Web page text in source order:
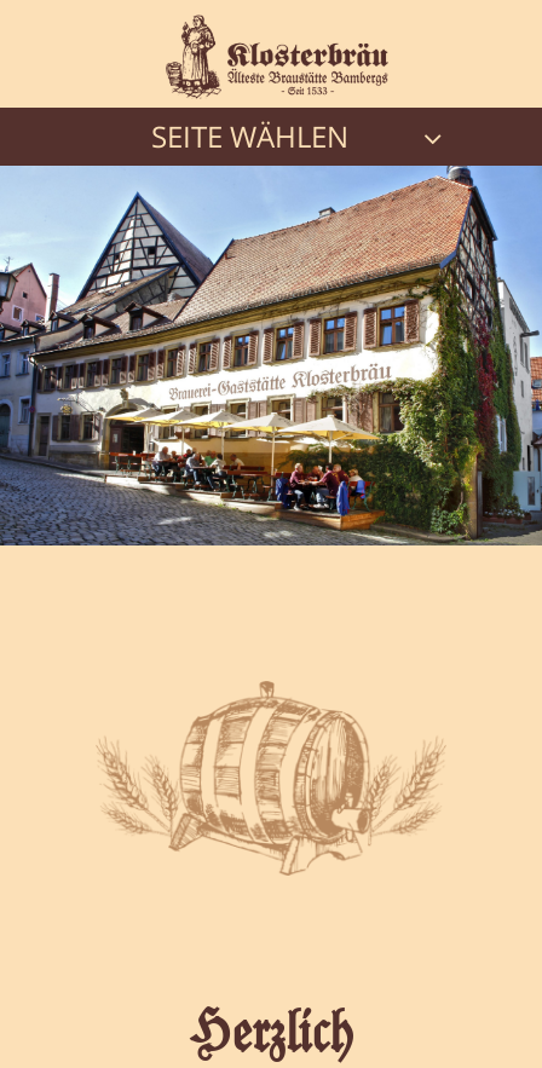
SEITE WÄHLEN
Herzlich